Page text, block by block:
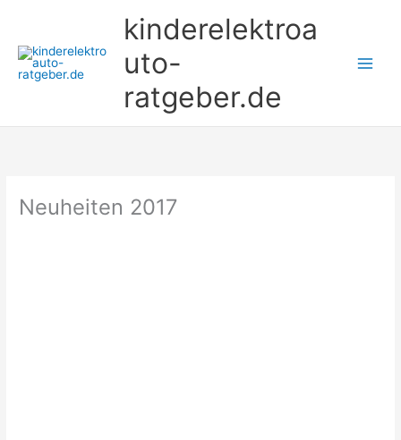
springen
kinderelektroa
uto-
ratgeber.de
Neuheiten 2017